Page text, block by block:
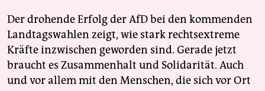
Der drohende Erfolg der AfD bei den kommenden
Landtagswahlen zeigt, wie stark rechtsextreme
Kräfte inzwischen geworden sind. Gerade jetzt
braucht es Zusammenhalt und Solidarität. Auch
und vor allem mit den Menschen, die sich vor Ort